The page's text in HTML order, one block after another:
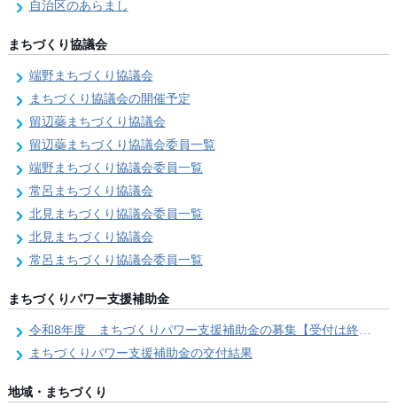
自治区のあらまし
まちづくり協議会
端野まちづくり協議会
まちづくり協議会の開催予定
留辺蘂まちづくり協議会
留辺蘂まちづくり協議会委員一覧
端野まちづくり協議会委員一覧
常呂まちづくり協議会
北見まちづくり協議会委員一覧
北見まちづくり協議会
常呂まちづくり協議会委員一覧
まちづくりパワー支援補助金
令和8年度 まちづくりパワー支援補助金の募集【受付は終了しました。】
まちづくりパワー支援補助金の交付結果
地域・まちづくり